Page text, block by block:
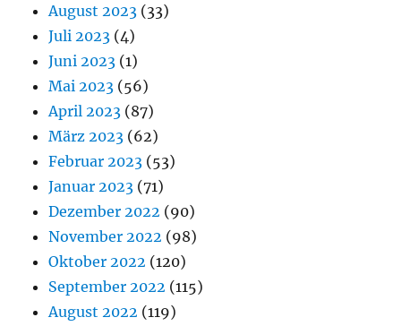
August 2023 (33)
Juli 2023 (4)
Juni 2023 (1)
Mai 2023 (56)
April 2023 (87)
März 2023 (62)
Februar 2023 (53)
Januar 2023 (71)
Dezember 2022 (90)
November 2022 (98)
Oktober 2022 (120)
September 2022 (115)
August 2022 (119)